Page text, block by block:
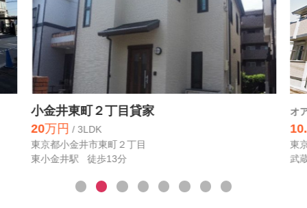
小金井東町２丁目貸家
20万円 / 3LDK
東京都小金井市東町２丁目
東小金井駅 徒歩13分
オ
東
武